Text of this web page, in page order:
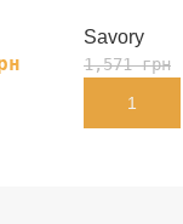
Savory
1,571грн
В КОРЗИНУ